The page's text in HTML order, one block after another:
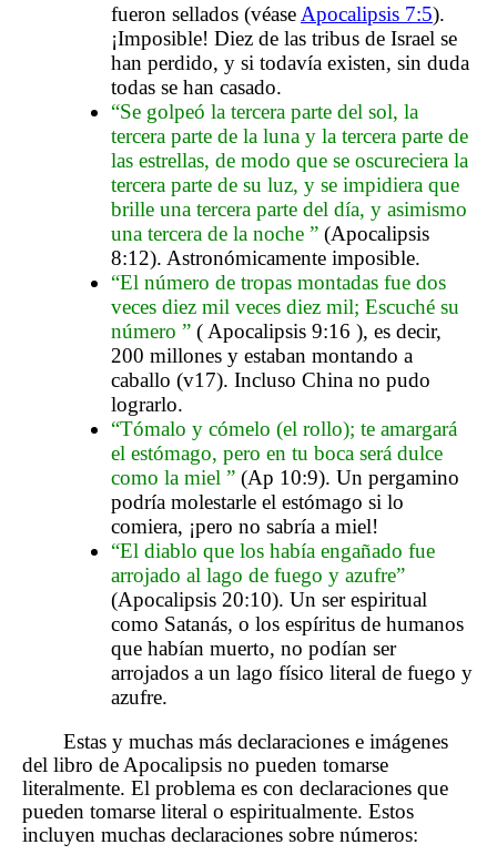
fueron sellados (véase Apocalipsis 7:5).
¡Imposible! Diez de las tribus de Israel se
han perdido, y si todavía existen, sin duda
todas se han casado.
“Se golpeó la tercera parte del sol, la
tercera parte de la luna y la tercera parte de
las estrellas, de modo que se oscureciera la
tercera parte de su luz, y se impidiera que
brille una tercera parte del día, y asimismo
una tercera de la noche ” (Apocalipsis
8:12). Astronómicamente imposible.
“El número de tropas montadas fue dos
veces diez mil veces diez mil; Escuché su
número ” ( Apocalipsis 9:16 ), es decir,
200 millones y estaban montando a
caballo (v17). Incluso China no pudo
lograrlo.
“Tómalo y cómelo (el rollo); te amargará
el estómago, pero en tu boca será dulce
como la miel ” (Ap 10:9). Un pergamino
podría molestarle el estómago si lo
comiera, ¡pero no sabría a miel!
“El diablo que los había engañado fue
arrojado al lago de fuego y azufre”
(Apocalipsis 20:10). Un ser espiritual
como Satanás, o los espíritus de humanos
que habían muerto, no podían ser
arrojados a un lago físico literal de fuego y
azufre.
Estas y muchas más declaraciones e imágenes
del libro de Apocalipsis no pueden tomarse
literalmente. El problema es con declaraciones que
pueden tomarse literal o espiritualmente. Estos
incluyen muchas declaraciones sobre números: